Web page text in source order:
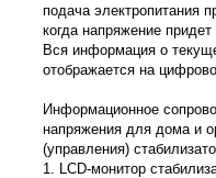
подача электропитания
когда напряжение придет
Вся информация о
отображается на
Информационное
напряжения для дома и
(управления)
1. LCD-монитор